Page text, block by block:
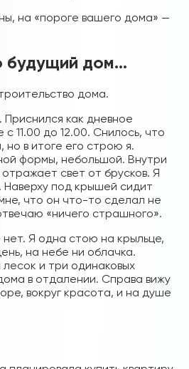
на «пороге вашего дома» —
будущий дом…
дома.
Приснился как дневное
11.00 до 12.00. Снилось, что
в итоге его строю я.
формы, небольшой. Внутри
свет от брусков. Я
Наверху под крышей сидит
что он что-то сделал не
«ничего страшного».
Я одна стою на крыльце,
на небе ни облачка.
и три одинаковых
в отдалении. Справа вижу
вокруг красота, и на душе